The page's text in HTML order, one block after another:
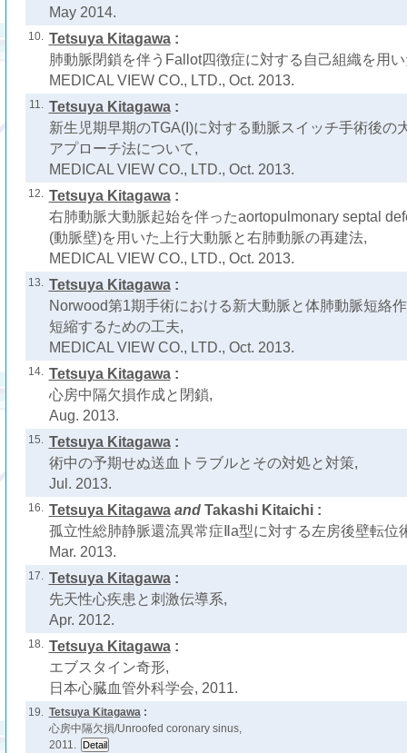
May 2014.
10. Tetsuya Kitagawa:
肺動脈閉鎖を伴うFallot四徴症に対する自己組織を用
MEDICAL VIEW CO., LTD., Oct. 2013.
11. Tetsuya Kitagawa:
新生児期早期のTGA(I)に対する動脈スイッチ手術後の
アプローチ法について,
MEDICAL VIEW CO., LTD., Oct. 2013.
12. Tetsuya Kitagawa:
右肺動脈大動脈起始を伴ったaortopulmonary septal
(動脈壁)を用いた上行大動脈と右肺動脈の再建法,
MEDICAL VIEW CO., LTD., Oct. 2013.
13. Tetsuya Kitagawa:
Norwood第1期手術における新大動脈と体肺動脈短絡
短縮するための工夫,
MEDICAL VIEW CO., LTD., Oct. 2013.
14. Tetsuya Kitagawa:
心房中隔欠損作成と閉鎖,
Aug. 2013.
15. Tetsuya Kitagawa:
術中の予期せぬ送血トラブルとその対処と対策,
Jul. 2013.
16. Tetsuya Kitagawaand Takashi Kitaichi :
孤立性総肺静脈還流異常症Ⅱa型に対する左房後壁転位
Mar. 2013.
17. Tetsuya Kitagawa:
先天性心疾患と刺激伝導系,
Apr. 2012.
18. Tetsuya Kitagawa:
エブスタイン奇形,
日本心臓血管外科学会, 2011.
19. Tetsuya Kitagawa:
心房中隔欠損/Unroofed coronary sinus,
2011.